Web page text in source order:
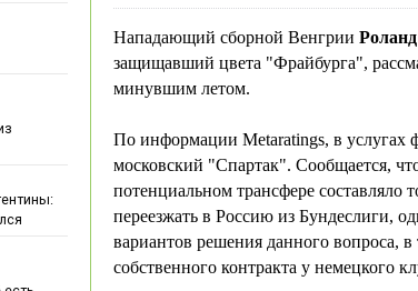
Нападающий сборной Венгрии
защищавший цвета "Фрайбурга",
минувшим летом.
По информации Metaratings, в услугах
московский "Спартак". Сообщается,
потенциальном трансфере составляло
переезжать в Россию из Бундеслиги,
вариантов решения данного вопроса,
собственного контракта у немецкого